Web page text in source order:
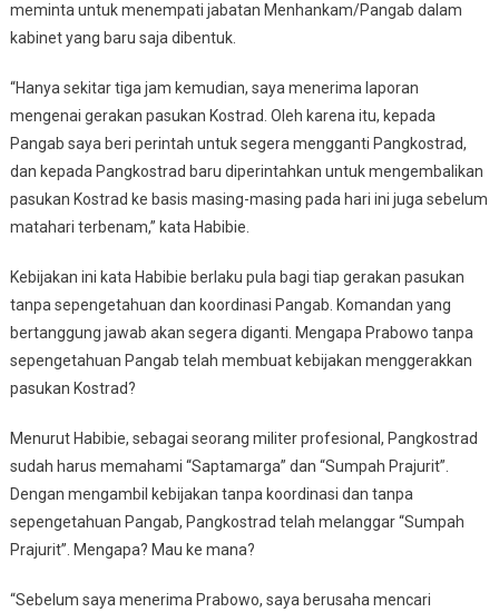
meminta untuk menempati jabatan Menhankam/Pangab dalam
kabinet yang baru saja dibentuk.
“Hanya sekitar tiga jam kemudian, saya menerima laporan
mengenai gerakan pasukan Kostrad. Oleh karena itu, kepada
Pangab saya beri perintah untuk segera mengganti Pangkostrad,
dan kepada Pangkostrad baru diperintahkan untuk mengembalikan
pasukan Kostrad ke basis masing-masing pada hari ini juga sebelum
matahari terbenam,” kata Habibie.
Kebijakan ini kata Habibie berlaku pula bagi tiap gerakan pasukan
tanpa sepengetahuan dan koordinasi Pangab. Komandan yang
bertanggung jawab akan segera diganti. Mengapa Prabowo tanpa
sepengetahuan Pangab telah membuat kebijakan menggerakkan
pasukan Kostrad?
Menurut Habibie, sebagai seorang militer profesional, Pangkostrad
sudah harus memahami “Saptamarga” dan “Sumpah Prajurit”.
Dengan mengambil kebijakan tanpa koordinasi dan tanpa
sepengetahuan Pangab, Pangkostrad telah melanggar “Sumpah
Prajurit”. Mengapa? Mau ke mana?
“Sebelum saya menerima Prabowo, saya berusaha mencari